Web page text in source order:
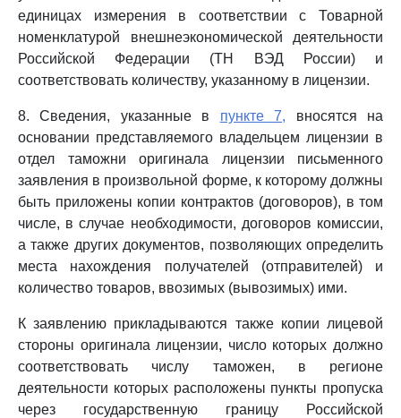
единицах измерения в соответствии с Товарной
номенклатурой внешнеэкономической деятельности
Российской Федерации (ТН ВЭД России) и
соответствовать количеству, указанному в лицензии.
8. Сведения, указанные в пункте 7, вносятся на
основании представляемого владельцем лицензии в
отдел таможни оригинала лицензии письменного
заявления в произвольной форме, к которому должны
быть приложены копии контрактов (договоров), в том
числе, в случае необходимости, договоров комиссии,
а также других документов, позволяющих определить
места нахождения получателей (отправителей) и
количество товаров, ввозимых (вывозимых) ими.
К заявлению прикладываются также копии лицевой
стороны оригинала лицензии, число которых должно
соответствовать числу таможен, в регионе
деятельности которых расположены пункты пропуска
через государственную границу Российской